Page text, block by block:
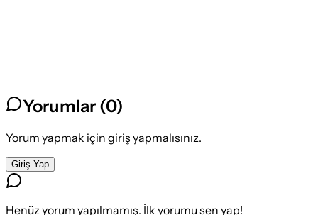
Yorumlar (0)
Yorum yapmak için giriş yapmalısınız.
Giriş Yap
Henüz yorum yapılmamış. İlk yorumu sen yap!